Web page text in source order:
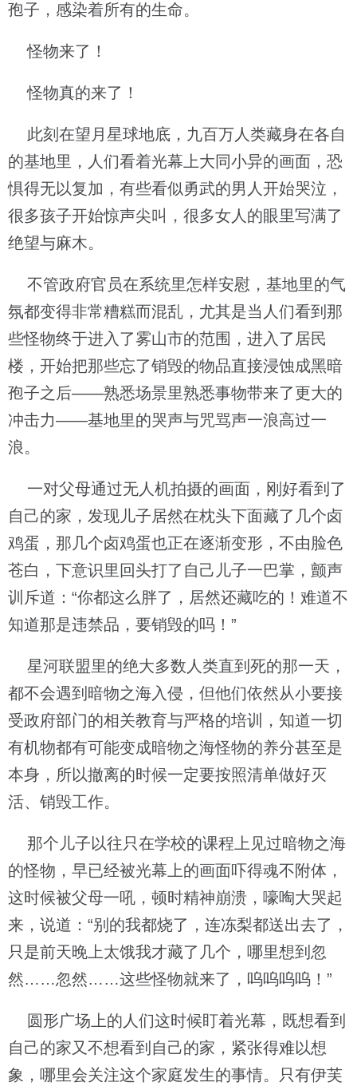
孢子，感染着所有的生命。
怪物来了！
怪物真的来了！
此刻在望月星球地底，九百万人类藏身在各自
的基地里，人们看着光幕上大同小异的画面，恐
惧得无以复加，有些看似勇武的男人开始哭泣，
很多孩子开始惊声尖叫，很多女人的眼里写满了
绝望与麻木。
不管政府官员在系统里怎样安慰，基地里的气
氛都变得非常糟糕而混乱，尤其是当人们看到那
些怪物终于进入了雾山市的范围，进入了居民
楼，开始把那些忘了销毁的物品直接浸蚀成黑暗
孢子之后——熟悉场景里熟悉事物带来了更大的
冲击力——基地里的哭声与咒骂声一浪高过一
浪。
一对父母通过无人机拍摄的画面，刚好看到了
自己的家，发现儿子居然在枕头下面藏了几个卤
鸡蛋，那几个卤鸡蛋也正在逐渐变形，不由脸色
苍白，下意识里回头打了自己儿子一巴掌，颤声
训斥道：“你都这么胖了，居然还藏吃的！难道不
知道那是违禁品，要销毁的吗！”
星河联盟里的绝大多数人类直到死的那一天，
都不会遇到暗物之海入侵，但他们依然从小要接
受政府部门的相关教育与严格的培训，知道一切
有机物都有可能变成暗物之海怪物的养分甚至是
本身，所以撤离的时候一定要按照清单做好灭
活、销毁工作。
那个儿子以往只在学校的课程上见过暗物之海
的怪物，早已经被光幕上的画面吓得魂不附体，
这时候被父母一吼，顿时精神崩溃，嚎啕大哭起
来，说道：“别的我都烧了，连冻梨都送出去了，
只是前天晚上太饿我才藏了几个，哪里想到忽
然……忽然……这些怪物就来了，呜呜呜呜！”
圆形广场上的人们这时候盯着光幕，既想看到
自己的家又不想看到自己的家，紧张得难以想
象，哪里会关注这个家庭发生的事情。只有伊芙